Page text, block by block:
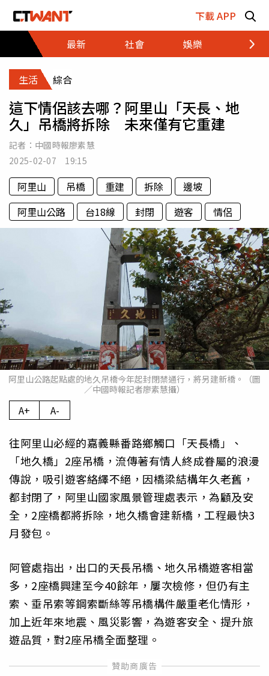
下載 APP
最新
社會 娛樂 財經
生活 綜合
這下情侶該去哪？阿里山「天長、地
久」吊橋將拆除 未來僅有它重建
記者： 中國時報廖素慧
2025-02-07 19:15
阿里山 吊橋 重建 拆除
邊坡
阿里山公路
台18線 封閉 遊客 情侶
阿里山公路起點處的地久吊橋今年起封閉禁通行，將另建新橋。（圖
／中國時報記者廖素慧攝）
A+ A-
往阿里山必經的嘉義縣番路鄉觸口「天長橋」、
「地久橋」2座吊橋，流傳著有情人終成眷屬的浪漫
傳說，吸引遊客絡繹不絕，因橋梁結構年久老舊，
都封閉了，阿里山國家風景管理處表示，為顧及安
全，2座橋都將拆除，地久橋會建新橋，工程最快3
月發包。
阿管處指出，出口的天長吊橋、地久吊橋遊客相當
多，2座橋興建至今40餘年，屢次檢修，但仍有主
索、垂吊索等鋼索斷絲等吊橋構件嚴重老化情形，
加上近年來地震、風災影響，為遊客安全、提升旅
遊品質，對2座吊橋全面整理。